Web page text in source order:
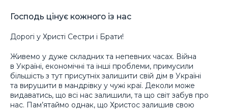
Господь цінує кожного із нас
Дорогі у Христі Сестри і Брати!
Живемо у дуже складних та непевних часах. Війна
в Україні, економічні та інші проблеми, примусили
більшість з тут присутніх залишити свій дім в Україні
та вирушити в мандрівку у чужі краї. Деколи може
видаватись, що всі нас залишили, та що світ забув про
нас. Пам’ятаймо однак, що Христос залишив свою